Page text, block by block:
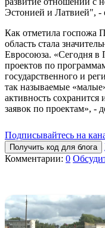
Эстонией и Латвией", -
Как отметила госпожа
область стала
Евросоюза. «Сегодня в
проектов по
государственного и
так называемые
активность
заявок по проектам», -
Подписывайтесь на
Получить код для блога
Комментарии: 0